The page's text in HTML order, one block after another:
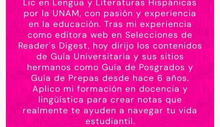
Lic en Lengua y Literaturas Hispánicas
por la UNAM, con pasión y experiencia
en la educación. Tras mi experiencia
como editora web en Selecciones de
Reader's Digest, hoy dirijo los contenidos
de Guía Universitaria y sus sitios
hermanos como Guía de Posgrados y
Guía de Prepas desde hace 6 años.
Aplico mi formación en docencia y
lingüística para crear notas que
realmente te ayuden a navegar tu vida
estudiantil.